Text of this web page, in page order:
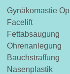
Gynäkomastie Op
Facelift
Fettabsaugung
Ohrenanlegung
Bauchstraffung
Nasenplastik